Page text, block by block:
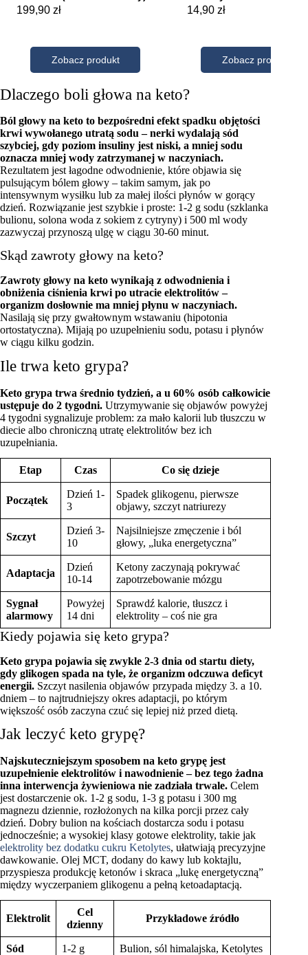
Dlaczego boli głowa na keto?
Ból głowy na keto to bezpośredni efekt spadku objętości
krwi wywołanego utratą sodu – nerki wydalają sód
szybciej, gdy poziom insuliny jest niski, a mniej sodu
oznacza mniej wody zatrzymanej w naczyniach.
Rezultatem jest łagodne odwodnienie, które objawia się
pulsującym bólem głowy – takim samym, jak po
intensywnym wysiłku lub za małej ilości płynów w gorący
dzień. Rozwiązanie jest szybkie i proste: 1-2 g sodu (szklanka
bulionu, solona woda z sokiem z cytryny) i 500 ml wody
zazwyczaj przynoszą ulgę w ciągu 30-60 minut.
Skąd zawroty głowy na keto?
Zawroty głowy na keto wynikają z odwodnienia i
obniżenia ciśnienia krwi po utracie elektrolitów –
organizm dosłownie ma mniej płynu w naczyniach.
Nasilają się przy gwałtownym wstawaniu (hipotonia
ortostatyczna). Mijają po uzupełnieniu sodu, potasu i płynów
w ciągu kilku godzin.
Ile trwa keto grypa?
Keto grypa trwa średnio tydzień, a u 60% osób całkowicie
ustępuje do 2 tygodni. Utrzymywanie się objawów powyżej
4 tygodni sygnalizuje problem: za mało kalorii lub tłuszczu w
diecie albo chroniczną utratę elektrolitów bez ich
uzupełniania.
Etap Czas Co się dzieje
Początek
Dzień 1-
3
Spadek glikogenu, pierwsze
objawy, szczyt natriurezy
Szczyt
Dzień 3-
10
Najsilniejsze zmęczenie i ból
głowy, „luka energetyczna”
Adaptacja
Dzień
10-14
Ketony zaczynają pokrywać
zapotrzebowanie mózgu
Sygnał
alarmowy
Powyżej
14 dni
Sprawdź kalorie, tłuszcz i
elektrolity – coś nie gra
Kiedy pojawia się keto grypa?
Keto grypa pojawia się zwykle 2-3 dnia od startu diety,
gdy glikogen spada na tyle, że organizm odczuwa deficyt
energii. Szczyt nasilenia objawów przypada między 3. a 10.
dniem – to najtrudniejszy okres adaptacji, po którym
większość osób zaczyna czuć się lepiej niż przed dietą.
Jak leczyć keto grypę?
Najskuteczniejszym sposobem na keto grypę jest
uzupełnienie elektrolitów i nawodnienie – bez tego żadna
inna interwencja żywieniowa nie zadziała trwale. Celem
jest dostarczenie ok. 1-2 g sodu, 1-3 g potasu i 300 mg
magnezu dziennie, rozłożonych na kilka porcji przez cały
dzień. Dobry bulion na kościach dostarcza sodu i potasu
jednocześnie; a wysokiej klasy gotowe elektrolity, takie jak
elektrolity bez dodatku cukru Ketolytes, ułatwiają precyzyjne
dawkowanie. Olej MCT, dodany do kawy lub koktajlu,
przyspiesza produkcję ketonów i skraca „lukę energetyczną”
między wyczerpaniem glikogenu a pełną ketoadaptacją.
Elektrolit
Cel
dzienny
Przykładowe źródło
Sód 1-2 g Bulion, sól himalajska, Ketolytes